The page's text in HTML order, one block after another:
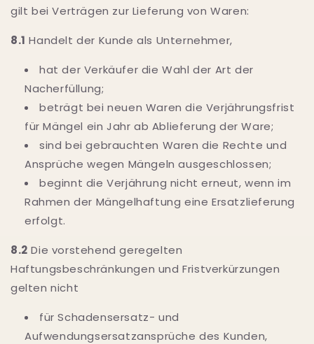
gilt bei Verträgen zur Lieferung von Waren:
8.1 Handelt der Kunde als Unternehmer,
hat der Verkäufer die Wahl der Art der
Nacherfüllung;
beträgt bei neuen Waren die Verjährungsfrist
für Mängel ein Jahr ab Ablieferung der Ware;
sind bei gebrauchten Waren die Rechte und
Ansprüche wegen Mängeln ausgeschlossen;
beginnt die Verjährung nicht erneut, wenn im
Rahmen der Mängelhaftung eine Ersatzlieferung
erfolgt.
8.2 Die vorstehend geregelten
Haftungsbeschränkungen und Fristverkürzungen
gelten nicht
für Schadensersatz- und
Aufwendungsersatzansprüche des Kunden,